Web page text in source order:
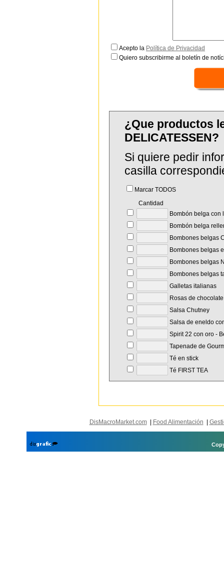
Acepto la Política de Privacidad
Quiero subscribirme al boletín de
¿Que productos
DELICATESSEN?
Si quiere pedir
casilla
Marcar TODOS
Cantidad
Bombón belga con
Bombón belga
Bombones belgas
Bombones belgas
Bombones belgas
Bombones belgas
Galletas italianas
Rosas de
Salsa Chutney
Salsa de eneldo
Spirit 22 con oro -
Tapenade de
Té en stick
Té FIRST TEA
DisMacroMarket.com| Food Alimentación